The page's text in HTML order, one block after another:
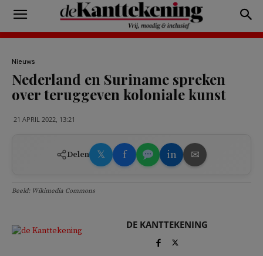
Nieuws
Nederland en Suriname spreken
over teruggeven koloniale kunst
21 APRIL 2022, 13:21
Delen 𝕏 f in ✉
Beeld: Wikimedia Commons
DE KANTTEKENING